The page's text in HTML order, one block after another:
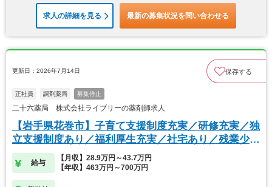
求人の詳細を見る 最新の募集状況を問い合わせる
更新日：2026年7月14日 保存する
正社員 調剤薬局 募集停止
二十六薬局 株式会社ライブリーの薬剤師求人
【岩手県花巻市】子育て支援制度充実／研修充実／独
立支援制度あり／福利厚生充実／社宅あり／残業少な
め
給与
【月収】28.9万円～43.7万円
【年収】463万円～700万円